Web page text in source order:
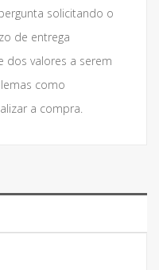
solicitando o
de entrega
dos valores a serem
como
a compra.